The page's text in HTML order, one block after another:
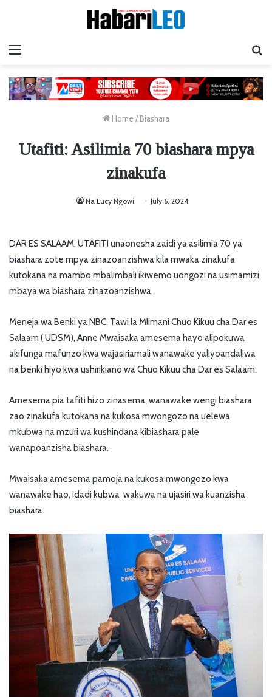
Home / Biashara
Utafiti: Asilimia 70 biashara mpya
zinakufa
Na Lucy Ngowi July 6, 2024
DAR ES SALAAM; UTAFITI unaonesha zaidi ya asilimia 70 ya
biashara zote mpya zinazoanzishwa kila mwaka zinakufa
kutokana na mambo mbalimbali ikiwemo uongozi na usimamizi
mbaya wa biashara zinazoanzishwa.
Meneja wa Benki ya NBC, Tawi la Mlimani Chuo Kikuu cha Dar es
Salaam ( UDSM), Anne Mwaisaka amesema hayo alipokuwa
akifunga mafunzo kwa wajasiriamali wanawake yaliyoandaliwa
na benki hiyo kwa ushirikiano wa Chuo Kikuu cha Dar es Salaam.
Amesema pia tafiti hizo zinasema, wanawake wengi biashara
zao zinakufa kutokana na kukosa mwongozo na uelewa
mkubwa na mzuri wa kushindana kibiashara pale
wanapoanzisha biashara.
Mwaisaka amesema pamoja na kukosa mwongozo kwa
wanawake hao, idadi kubwa wakuwa na ujasiri wa kuanzisha
biashara.